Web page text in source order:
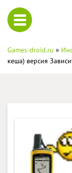
Games-droid.ru »
кеша) версия